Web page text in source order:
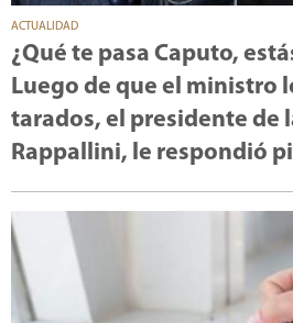
ACTUALIDAD
¿Qué te pasa Caputo,
Luego de que el ministro
tarados, el presidente de
Rappallini, le respondió